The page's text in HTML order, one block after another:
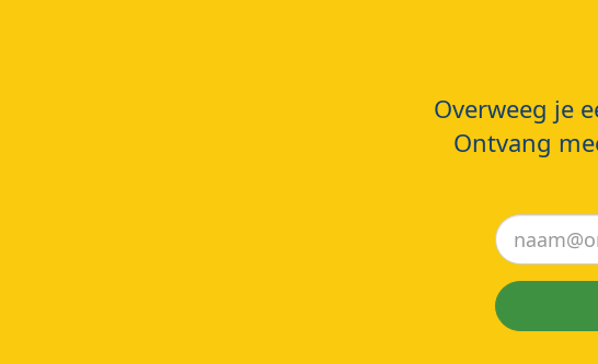
Overweeg je
Ontvang